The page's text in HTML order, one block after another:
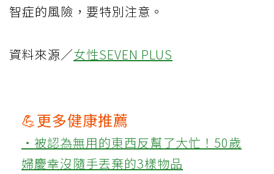
智症的風險，要特別注意。
資料來源／女性SEVEN PLUS
💪更多健康推薦
‧被認為無用的東西反幫了大忙！50歲
婦慶幸沒隨手丟棄的3樣物品